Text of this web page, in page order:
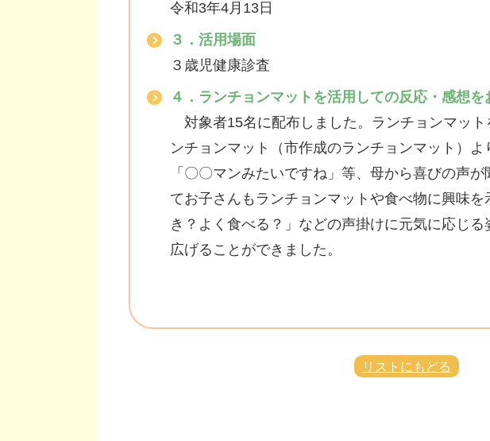
令和3年4月13日
３．活用場面
３歳児健康診査
４．ランチョンマットを活用しての反応・感想を
対象者15名に配布しました。ランチョンマット
ンチョンマット（市作成のランチョンマット）よ
「〇〇マンみたいですね」等、母から喜びの声
てお子さんもランチョンマットや食べ物に興味
き？よく食べる？」などの声掛けに元気に応じ
広げることができました。
リストにもどる